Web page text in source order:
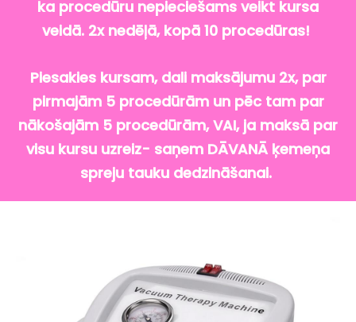
ka procedūru nepieciešams veikt kursa
veidā. 2x nedēļā, kopā 10 procedūras!
Piesakies kursam, dali maksājumu 2x, par
pirmajām 5 procedūrām un pēc tam par
nākošajām 5 procedūrām, VAI, ja maksā par
visu kursu uzreiz- saņem DĀVANĀ ķemeņa
spreju tauku dedzināšanai.